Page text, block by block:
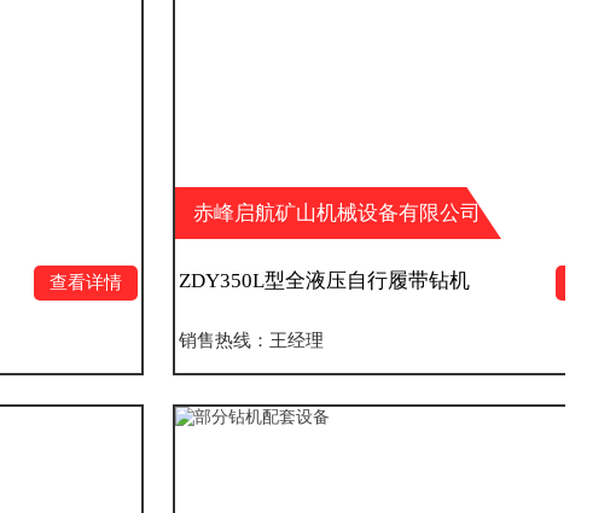
赤峰启航矿山机械设备有限公司
ZDY350L型全液压自行履带钻机
销售热线：王经理